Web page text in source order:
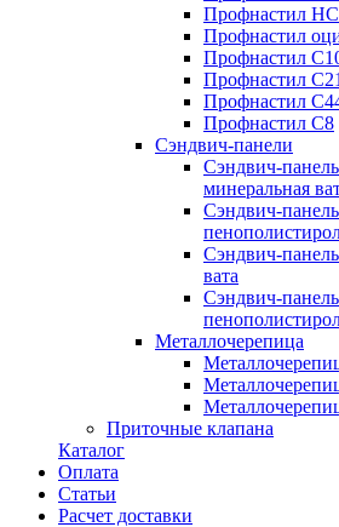
Профнастил
Профнастил
Профнастил
Профнастил С21
Профнастил
Профнастил С8
Сэндвич-панели
Сэндвич-
минеральная
Сэндвич-
Сэндвич-
вата
Сэндвич-
Металлочерепица
Приточные клапана
Каталог
Оплата
Статьи
Расчет доставки